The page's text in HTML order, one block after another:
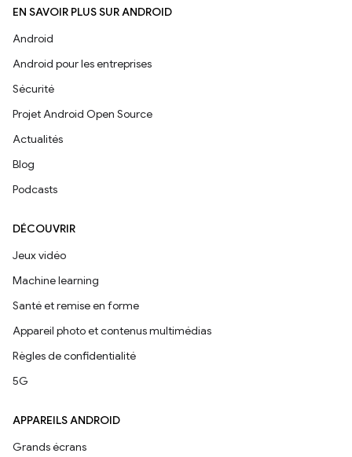
EN SAVOIR PLUS SUR ANDROID
Android
Android pour les entreprises
Sécurité
Projet Android Open Source
Actualités
Blog
Podcasts
DÉCOUVRIR
Jeux vidéo
Machine learning
Santé et remise en forme
Appareil photo et contenus multimédias
Règles de confidentialité
5G
APPAREILS ANDROID
Grands écrans